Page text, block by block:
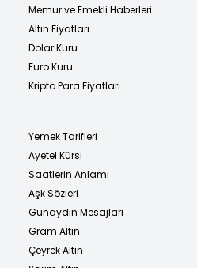
Memur ve Emekli Haberleri
Altın Fiyatları
Dolar Kuru
Euro Kuru
Kripto Para Fiyatları
Yemek Tarifleri
Ayetel Kürsi
Saatlerin Anlamı
Aşk Sözleri
Günaydın Mesajları
Gram Altın
Çeyrek Altın